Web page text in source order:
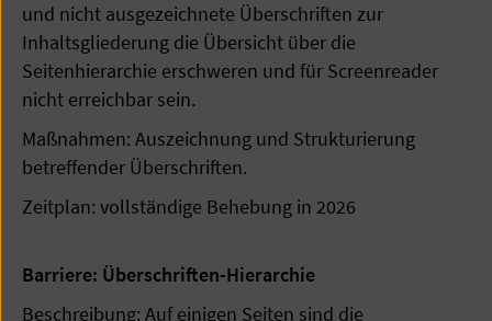
und nicht ausgezeichnete Überschriften zur
Inhaltsgliederung die Übersicht über die
Seitenhierarchie erschweren und für Screenreader
nicht erreichbar sein.
Maßnahmen: Auszeichnung und Strukturierung
betreffender Überschriften.
Zeitplan: vollständige Behebung in 2026
Barriere: Überschriften-Hierarchie
Beschreibung: Auf einigen Seiten sind die